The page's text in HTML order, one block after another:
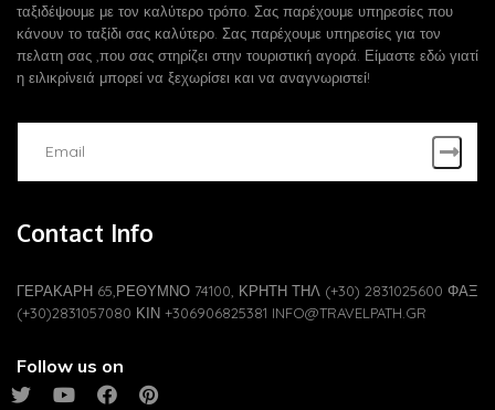
ταξιδέψουμε με τον καλύτερο τρόπο. Σας παρέχουμε υπηρεσίες που
κάνουν το ταξίδι σας καλύτερο. Σας παρέχουμε υπηρεσίες για τον
πελατη σας ,που σας στηρίζει στην τουριστική αγορά. Είμαστε εδώ γιατί
η ειλικρίνειά μπορεί να ξεχωρίσει και να αναγνωριστεί!
Contact Info
ΓΕΡΑΚΑΡΗ 65,ΡΕΘΥΜΝΟ 74100, ΚΡΗΤΗ ΤΗΛ (+30) 2831025600 ΦΑΞ
(+30)2831057080 ΚΙΝ +306906825381 INFO@TRAVELPATH.GR
Follow us on